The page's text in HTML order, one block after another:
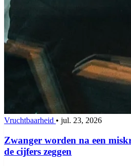
Vruchtbaarheid • jul. 23, 2026
Zwanger worden na een
de cijfers zeggen